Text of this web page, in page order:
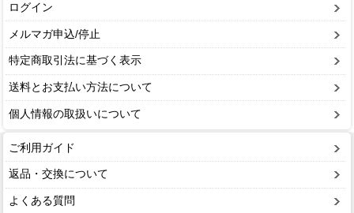
ログイン
メルマガ申込/停止
特定商取引法に基づく表示
送料とお支払い方法について
個人情報の取扱いについて
ご利用ガイド
返品・交換について
よくある質問